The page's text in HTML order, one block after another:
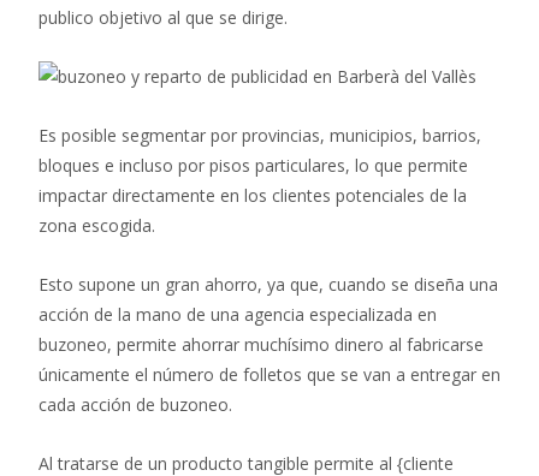
publico objetivo al que se dirige.
Es posible segmentar por provincias, municipios, barrios,
bloques e incluso por pisos particulares, lo que permite
impactar directamente en los clientes potenciales de la
zona escogida.
Esto supone un gran ahorro, ya que, cuando se diseña una
acción de la mano de una agencia especializada en
buzoneo, permite ahorrar muchísimo dinero al fabricarse
únicamente el número de folletos que se van a entregar en
cada acción de buzoneo.
Al tratarse de un producto tangible permite al {cliente